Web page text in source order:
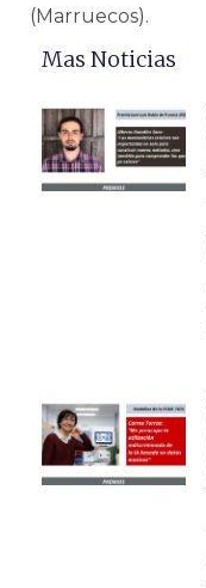
(Marruecos).
Mas Noticias